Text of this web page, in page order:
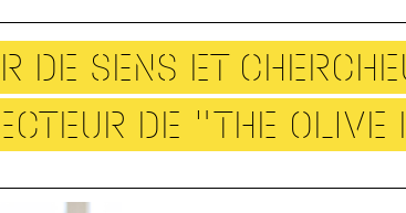
DE SENS ET
DE "THE OLIVE